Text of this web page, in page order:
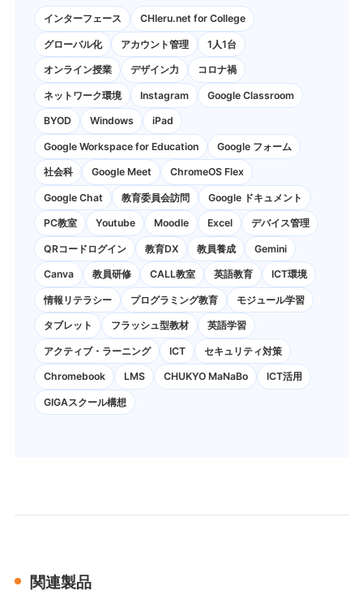
インターフェース CHIeru.net for College
グローバル化 アカウント管理 1人1台
オンライン授業 デザイン力 コロナ禍
ネットワーク環境 Instagram Google Classroom
BYOD Windows iPad
Google Workspace for Education Google フォーム
社会科 Google Meet ChromeOS Flex
Google Chat 教育委員会訪問 Google ドキュメント
PC教室 Youtube Moodle Excel デバイス管理
QRコードログイン 教育DX 教員養成 Gemini
Canva 教員研修 CALL教室 英語教育 ICT環境
情報リテラシー プログラミング教育 モジュール学習
タブレット フラッシュ型教材 英語学習
アクティブ・ラーニング ICT セキュリティ対策
Chromebook LMS CHUKYO MaNaBo ICT活用
GIGAスクール構想
関連製品